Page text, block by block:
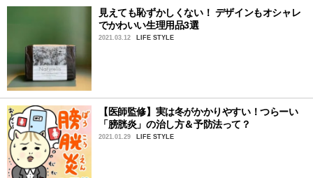
見えても恥ずかしくない！ デザインもオシャレ
でかわいい生理用品3選
2021.03.12 LIFE STYLE
【医師監修】実は冬がかかりやすい！つらーい
「膀胱炎」の治し方＆予防法って？
2021.01.29 LIFE STYLE